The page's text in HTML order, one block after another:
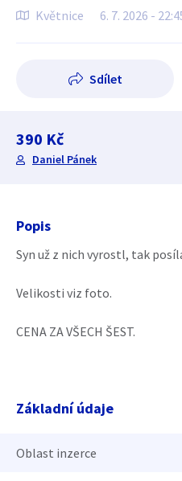
Květnice 6. 7. 2026 -
Sdílet
390 Kč
Daniel Pánek
Popis
Syn už z nich vyrostl, tak
Velikosti viz foto.
CENA ZA VŠECH ŠEST.
Základní údaje
Oblast inzerce